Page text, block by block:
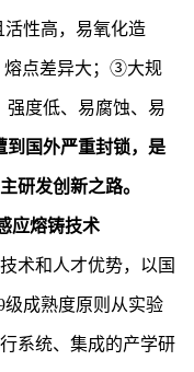
活性高，易氧化造
熔点差异大；③大规
强度低、易腐蚀、易
到国外严重封锁，是
研发创新之路。
应熔铸技术
术和人才优势，以国
级成熟度原则从实验
系统、集成的产学研